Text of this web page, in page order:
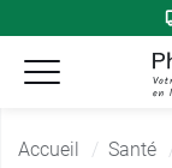
Accueil Santé